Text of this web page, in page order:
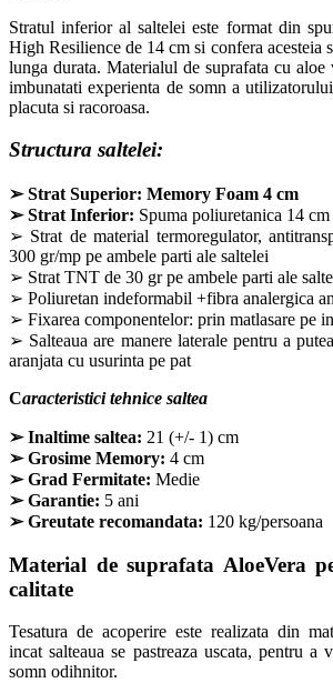
Stratul inferior al saltelei este format din
High Resilience de 14 cm si confera acesteia
lunga durata. Materialul de suprafata cu aloe
imbunatati experienta de somn a
placuta si racoroasa.
Structura saltelei:
➢Strat Superior: Memory Foam 4 cm
➢Strat Inferior: Spuma poliuretanica 14
➢ Strat de material termoregulator,
300 gr/mp pe ambele parti ale saltelei
➢ Strat TNT de 30 gr pe ambele parti ale
➢ Poliuretan indeformabil +fibra analergica
➢ Fixarea componentelor: prin matlasare pe
➢ Salteaua are manere laterale pentru a
aranjata cu usurinta pe pat
Caracteristici tehnice saltea
➢Inaltime saltea: 21 (+/- 1) cm
➢Grosime Memory: 4 cm
➢Grad Fermitate: Medie
➢Garantie: 5 ani
➢Greutate recomandata: 120 kg/persoana
Material de suprafata AloeVera
calitate
Tesatura de acoperire este realizata din
incat salteaua se pastreaza uscata, pentru a
somn odihnitor.